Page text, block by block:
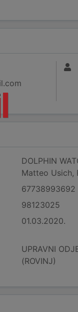
DOLPHIN
Matteo Usich,
67738993692
98123025
01.03.2020.
UPRAVNI
(ROVINJ)